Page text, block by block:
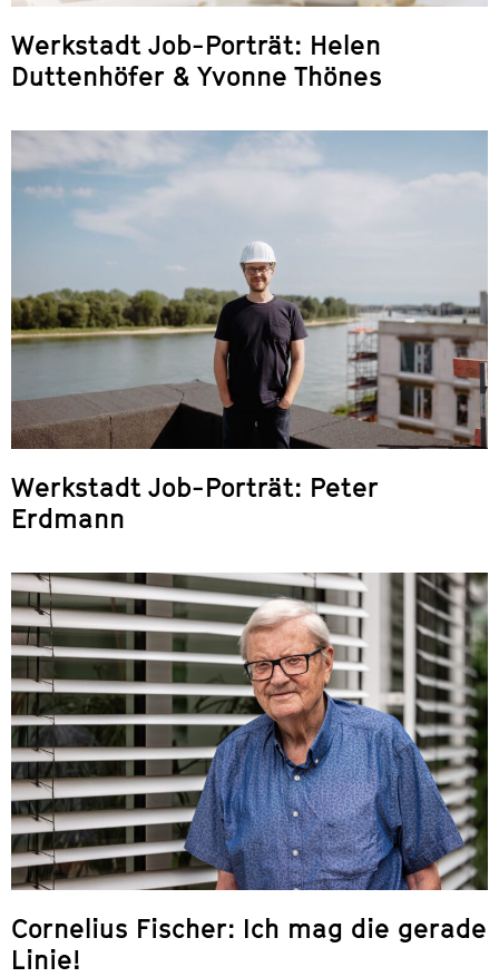
Werkstadt Job-Porträt: Helen
Duttenhöfer & Yvonne Thönes
Werkstadt Job-Porträt: Peter
Erdmann
Cornelius Fischer: Ich mag die gerade
Linie!